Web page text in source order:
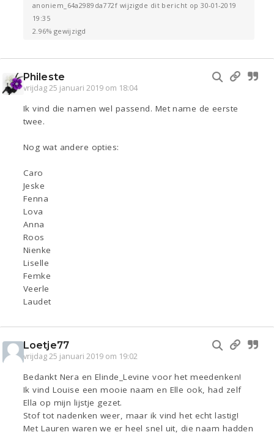
anoniem_64a2989da772f wijzigde dit bericht op 30-01-2019
19:35
2.96% gewijzigd
Phileste
vrijdag 25 januari 2019 om 18:04
Ik vind die namen wel passend. Met name de eerste
twee.
Nog wat andere opties:
Caro
Jeske
Fenna
Lova
Anna
Roos
Nienke
Liselle
Femke
Veerle
Laudet
Loetje77
vrijdag 25 januari 2019 om 19:02
Bedankt Nera en Elinde_Levine voor het meedenken!
Ik vind Louise een mooie naam en Elle ook, had zelf
Ella op mijn lijstje gezet.
Stof tot nadenken weer, maar ik vind het echt lastig!
Met Lauren waren we er heel snel uit, die naam hadden